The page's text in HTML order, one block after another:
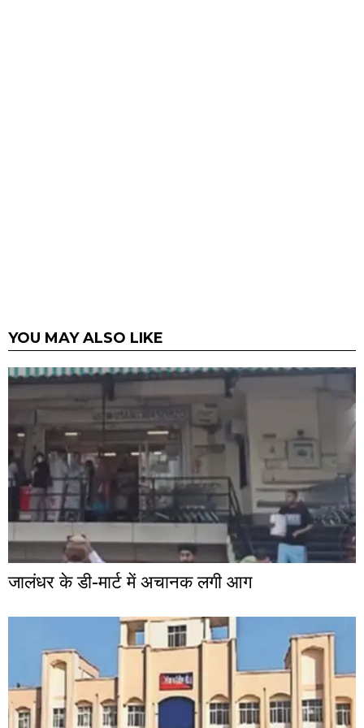
YOU MAY ALSO LIKE
जालंधर के डी-मार्ट में अचानक लगी आग